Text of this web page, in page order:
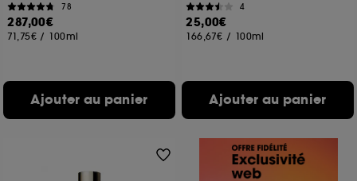
78
287,00€
71,75€ / 100ml
Ajouter au panier
4
25,00€
166,67€ / 100ml
Ajouter au panier